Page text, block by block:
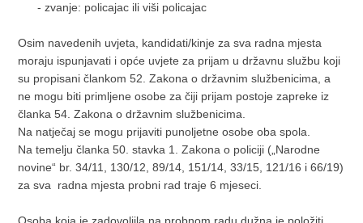
- zvanje: policajac ili viši policajac
Osim navedenih uvjeta, kandidati/kinje za sva radna mjesta
moraju ispunjavati i opće uvjete za prijam u državnu službu koji
su propisani člankom 52. Zakona o državnim službenicima, a
ne mogu biti primljene osobe za čiji prijam postoje zapreke iz
članka 54. Zakona o državnim službenicima.
Na natječaj se mogu prijaviti punoljetne osobe oba spola.
Na temelju članka 50. stavka 1. Zakona o policiji („Narodne
novine“ br. 34/11, 130/12, 89/14, 151/14, 33/15, 121/16 i 66/19)
za sva radna mjesta probni rad traje 6 mjeseci.